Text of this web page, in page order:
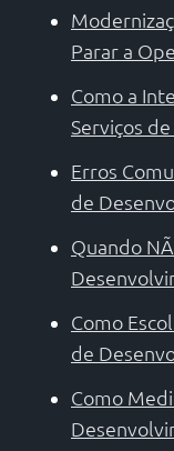
Parar a
Como a
Serviços
Erros
de
Quando
Como
de
Como